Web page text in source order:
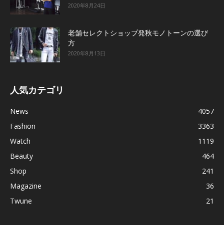
2020年8月24日
老舗セレクトショップ発秋モノトーンの選び
方
2020年8月13日
人気カテゴリ
News
4057
Fashion
3363
Watch
1119
Beauty
464
Shop
241
Magazine
36
Twune
21